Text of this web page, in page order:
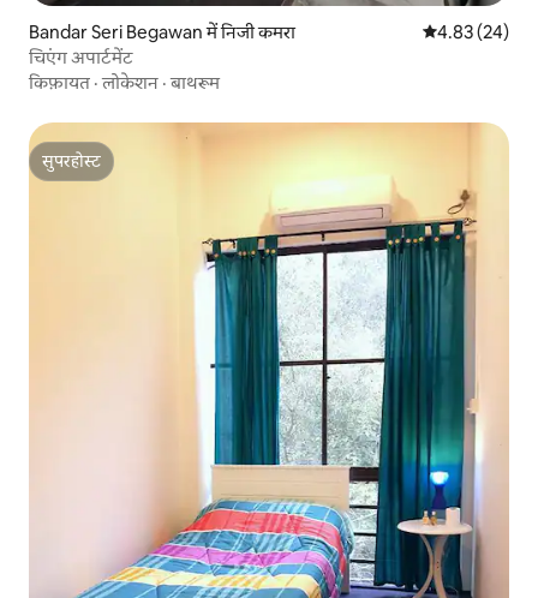
Bandar Seri Begawan में निजी कमरा औसत रेटिंग 5 में
4.83 (24)
चिएंग अपार्टमेंट
किफ़ायत ·लोकेशन ·बाथरूम
सुपरहोस्ट
सुपरहोस्ट